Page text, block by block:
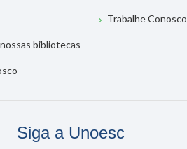
bibliotecas
Trabalhe Conosco
Siga a Unoesc